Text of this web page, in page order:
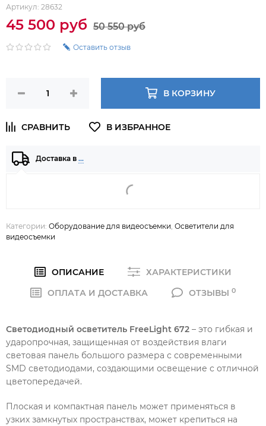
Артикул: 28632
45 500 руб 50 550 руб
Оставить отзыв
В КОРЗИНУ
Доставка в …
Категории: Оборудование для видеосъемки Осветители для
видеосъемки
ОПИСАНИЕ
ХАРАКТЕРИСТИКИ
ОПЛАТА И ДОСТАВКА
ОТЗЫВЫ 0
Светодиодный осветитель FreeLight 672 – это гибкая и
ударопрочная, защищенная от воздействия влаги
световая панель большого размера с современными
SMD светодиодами, создающими освещение с отличной
цветопередачей.
Плоская и компактная панель может применяться в
узких замкнутых пространствах, может крепиться на